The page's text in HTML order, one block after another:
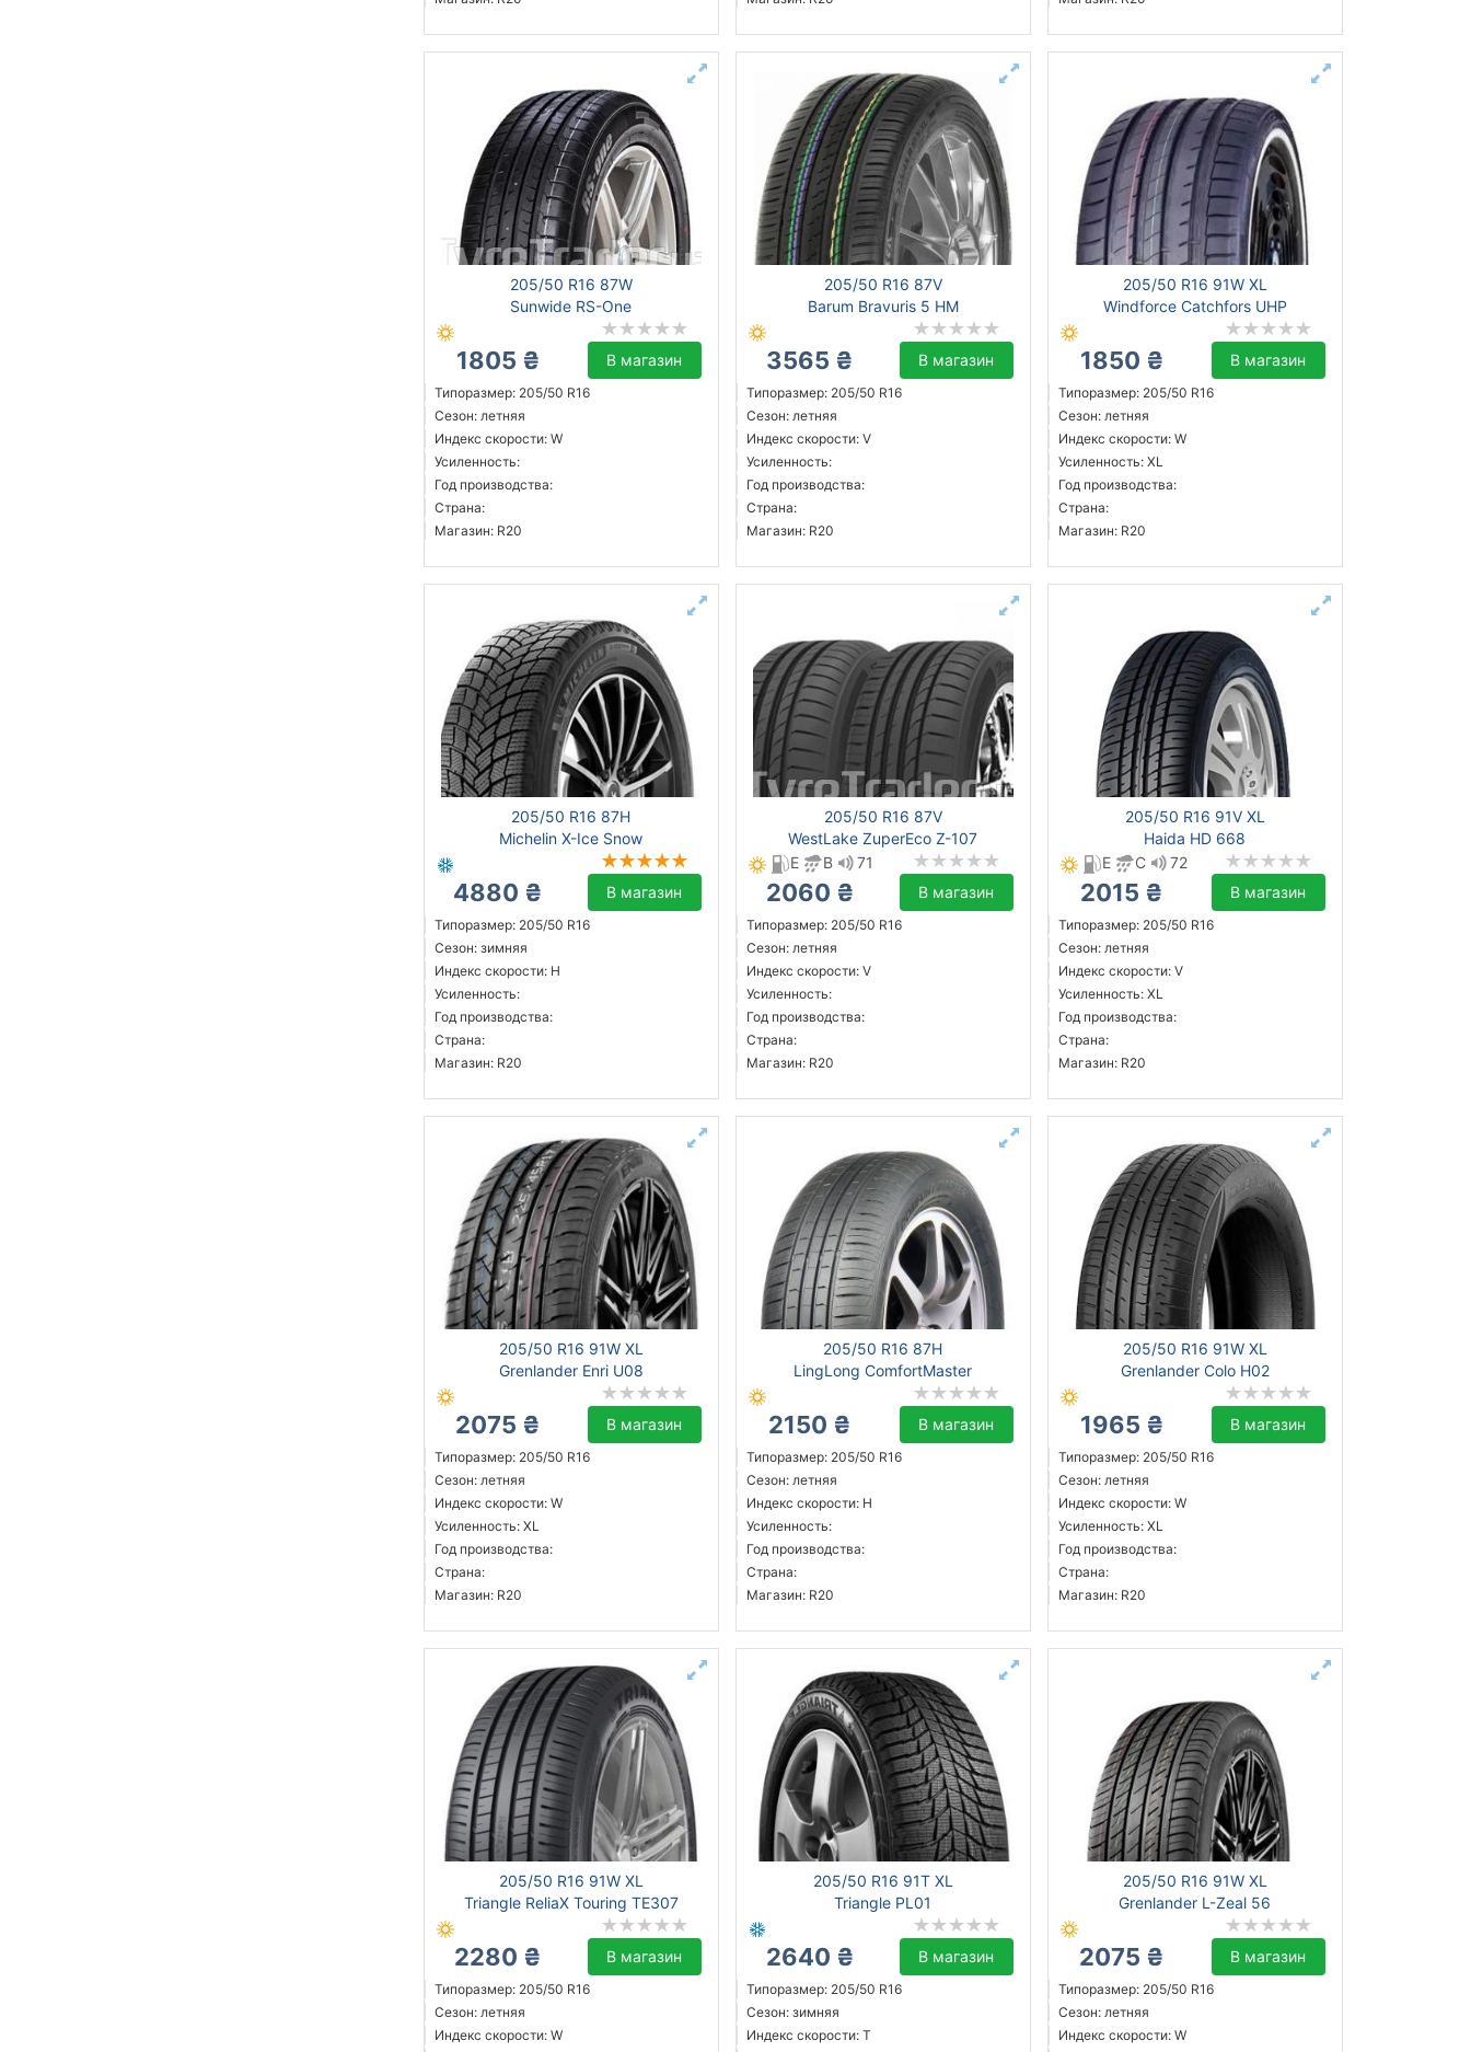
205/50 R16 87W
Sunwide RS-One
1805 ₴ В магазин
Типоразмер: 205/50 R16
Сезон: летняя
Индекс скорости: W
Усиленность:
Год производства:
Страна:
Магазин: R20
205/50 R16 87V
Barum Bravuris 5 HM
3565 ₴ В магазин
Типоразмер: 205/50 R16
Сезон: летняя
Индекс скорости: V
Усиленность:
Год производства:
Страна:
Магазин: R20
205/50 R16 91W XL
Windforce Catchfors UHP
1850 ₴ В магазин
Типоразмер: 205/50 R16
Сезон: летняя
Индекс скорости: W
Усиленность: XL
Год производства:
Страна:
Магазин: R20
205/50 R16 87H
Michelin X-Ice Snow
4880 ₴ В магазин
Типоразмер: 205/50 R16
Сезон: зимняя
Индекс скорости: H
Усиленность:
Год производства:
Страна:
Магазин: R20
205/50 R16 87V
WestLake ZuperEco Z-107
E
B 71
2060 ₴ В магазин
Типоразмер: 205/50 R16
Сезон: летняя
Индекс скорости: V
Усиленность:
Год производства:
Страна:
Магазин: R20
205/50 R16 91V XL
Haida HD 668
E
C 72
2015 ₴ В магазин
Типоразмер: 205/50 R16
Сезон: летняя
Индекс скорости: V
Усиленность: XL
Год производства:
Страна:
Магазин: R20
205/50 R16 91W XL
Grenlander Enri U08
2075 ₴ В магазин
Типоразмер: 205/50 R16
Сезон: летняя
Индекс скорости: W
Усиленность: XL
Год производства:
Страна:
Магазин: R20
205/50 R16 87H
LingLong ComfortMaster
2150 ₴ В магазин
Типоразмер: 205/50 R16
Сезон: летняя
Индекс скорости: H
Усиленность:
Год производства:
Страна:
Магазин: R20
205/50 R16 91W XL
Grenlander Colo H02
1965 ₴ В магазин
Типоразмер: 205/50 R16
Сезон: летняя
Индекс скорости: W
Усиленность: XL
Год производства:
Страна:
Магазин: R20
205/50 R16 91W XL
Triangle ReliaX Touring TE307
2280 ₴ В магазин
Типоразмер: 205/50 R16
Сезон: летняя
Индекс скорости: W
205/50 R16 91T XL
Triangle PL01
2640 ₴ В магазин
Типоразмер: 205/50 R16
Сезон: зимняя
Индекс скорости: T
205/50 R16 91W XL
Grenlander L-Zeal 56
2075 ₴ В магазин
Типоразмер: 205/50 R16
Сезон: летняя
Индекс скорости: W